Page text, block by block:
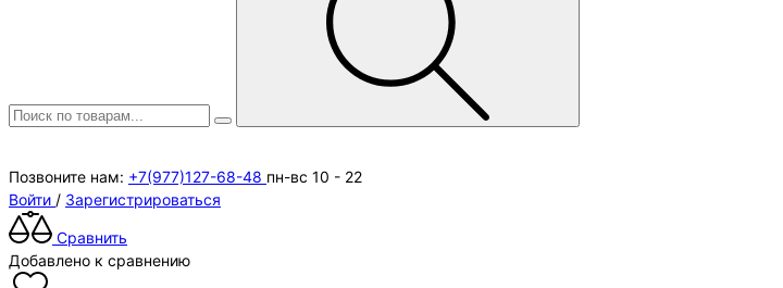
Позвоните нам: +7(977)127-68-48 пн-вс 10 - 22
Войти / Зарегистрироваться
Сравнить
Добавлено к сравнению